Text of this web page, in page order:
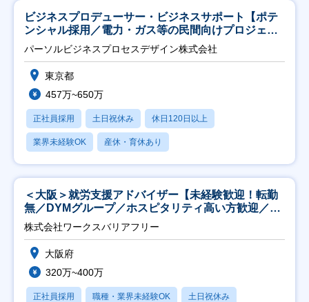
ビジネスプロデューサー・ビジネスサポート【ポテ
ンシャル採用／電力・ガス等の民間向けプロジェク
ト推進】
パーソルビジネスプロセスデザイン株式会社
東京都
457万~650万
正社員採用 土日祝休み 休日120日以上
業界未経験OK 産休・育休あり
＜大阪＞就労支援アドバイザー【未経験歓迎！転勤
無／DYMグループ／ホスピタリティ高い方歓迎／土
日祝】
株式会社ワークスバリアフリー
大阪府
320万~400万
正社員採用 職種・業界未経験OK 土日祝休み